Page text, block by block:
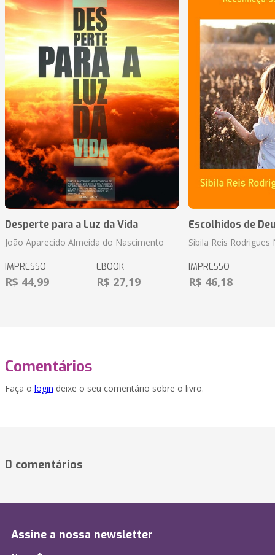
Desperte para a Luz da Vida
João Aparecido Almeida do Nascimento
IMPRESSO
R$ 44,99
EBOOK
R$ 27,19
Escolhidos de
Sibila Reis
IMPRESSO
R$ 46,18
Comentários
Faça o login deixe o seu comentário sobre o livro.
0 comentários
Assine a nossa newsletter